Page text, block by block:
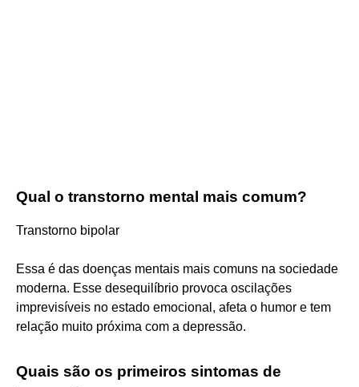
Qual o transtorno mental mais comum?
Transtorno bipolar
Essa é das doenças mentais mais comuns na sociedade
moderna. Esse desequilíbrio provoca oscilações
imprevisíveis no estado emocional, afeta o humor e tem
relação muito próxima com a depressão.
Quais são os primeiros sintomas de